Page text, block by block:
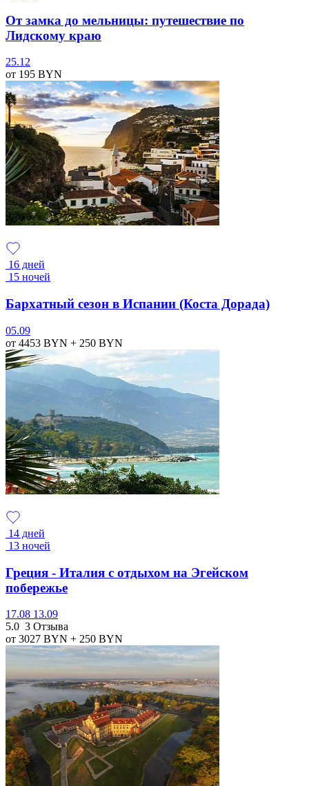
От замка до мельницы: путешествие по
Лидскому краю
25.12
от 195 BYN
16 дней
15 ночей
Бархатный сезон в Испании (Коста Дорада)
05.09
от 4453 BYN + 250 BYN
14 дней
13 ночей
Греция - Италия с отдыхом на Эгейском
побережье
17.08 13.09
5.0 3 Отзыва
от 3027 BYN + 250 BYN